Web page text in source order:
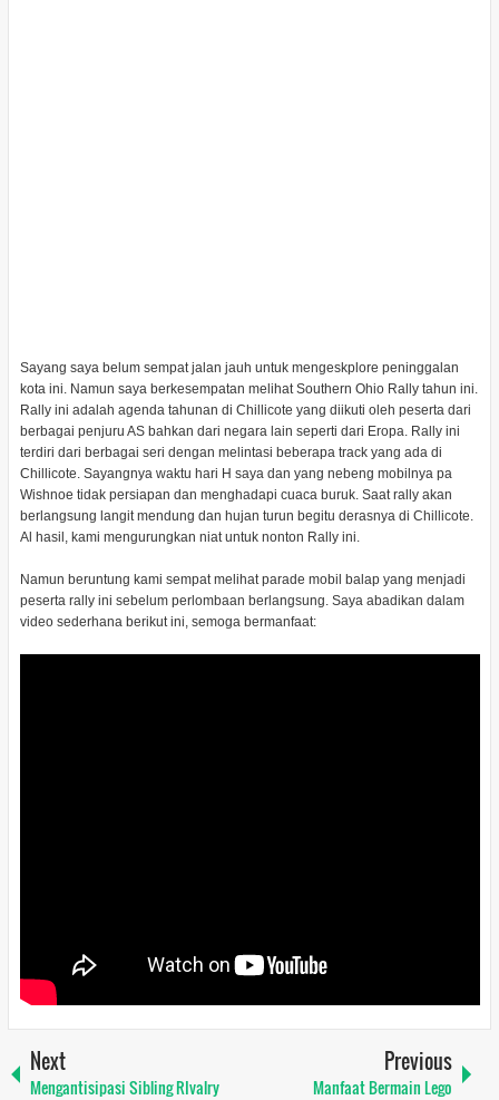
Sayang saya belum sempat jalan jauh untuk mengeskplore peninggalan
kota ini. Namun saya berkesempatan melihat Southern Ohio Rally tahun ini.
Rally ini adalah agenda tahunan di Chillicote yang diikuti oleh peserta dari
berbagai penjuru AS bahkan dari negara lain seperti dari Eropa. Rally ini
terdiri dari berbagai seri dengan melintasi beberapa track yang ada di
Chillicote. Sayangnya waktu hari H saya dan yang nebeng mobilnya pa
Wishnoe tidak persiapan dan menghadapi cuaca buruk. Saat rally akan
berlangsung langit mendung dan hujan turun begitu derasnya di Chillicote.
Al hasil, kami mengurungkan niat untuk nonton Rally ini.
Namun beruntung kami sempat melihat parade mobil balap yang menjadi
peserta rally ini sebelum perlombaan berlangsung. Saya abadikan dalam
video sederhana berikut ini, semoga bermanfaat:
Next
Mengantisipasi Sibling RIvalry
Previous
Manfaat Bermain Lego